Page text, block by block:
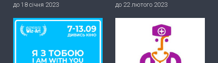
до 18 січня 2023 до 22 лютого 2023